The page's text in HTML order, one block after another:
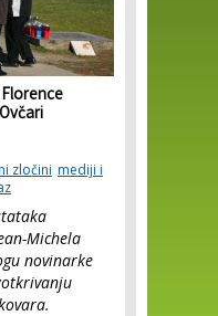
zločini mediji i
Michela
novinarke